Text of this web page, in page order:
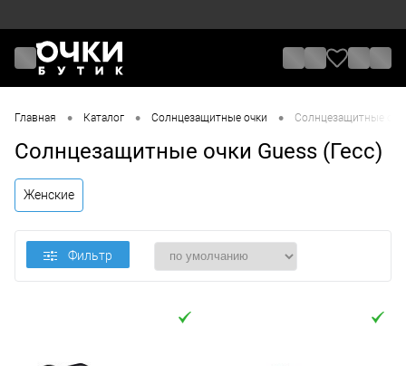
Главная • Каталог • Солнцезащитные очки • Солнцезащитные
Солнцезащитные очки Guess (Гесс)
Женские
ЦенаФильтр